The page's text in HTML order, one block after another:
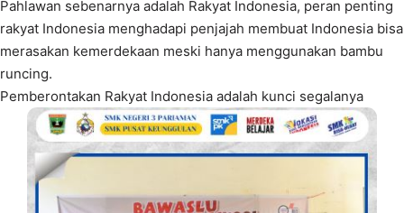
Pahlawan sebenarnya adalah Rakyat Indonesia, peran penting
rakyat Indonesia menghadapi penjajah membuat Indonesia bisa
merasakan kemerdekaan meski hanya menggunakan bambu
runcing.
Pemberontakan Rakyat Indonesia adalah kunci segalanya